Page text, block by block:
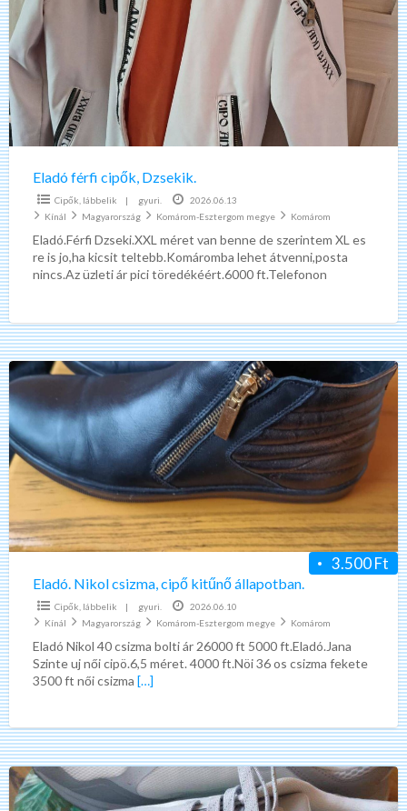
cipők,
Dzsekik.
Eladó férfi cipők, Dzsekik.
Cipők, lábbelik | gyuri.
2026.06.13
Kínál
Magyarország Komárom-Esztergom megye Komárom
Eladó.Férfi Dzseki.XXL méret van benne de szerintem XL es
re is jo,ha kicsit teltebb.Komáromba lehet átvenni,posta
nincs.Az üzleti ár pici töredékéért.6000 ft.Telefonon
Eladó.
Nikol
csizma,
cipő
kitűnő
állapotban.
3.500 Ft
Eladó. Nikol csizma, cipő kitűnő állapotban.
Cipők, lábbelik | gyuri.
2026.06.10
Kínál
Magyarország Komárom-Esztergom megye Komárom
Eladó Nikol 40 csizma bolti ár 26000 ft 5000 ft.Eladó.Jana
Szinte uj női cipö.6,5 méret. 4000 ft.Nöi 36 os csizma fekete
3500 ft női csizma […]
Eladó.
Ea7